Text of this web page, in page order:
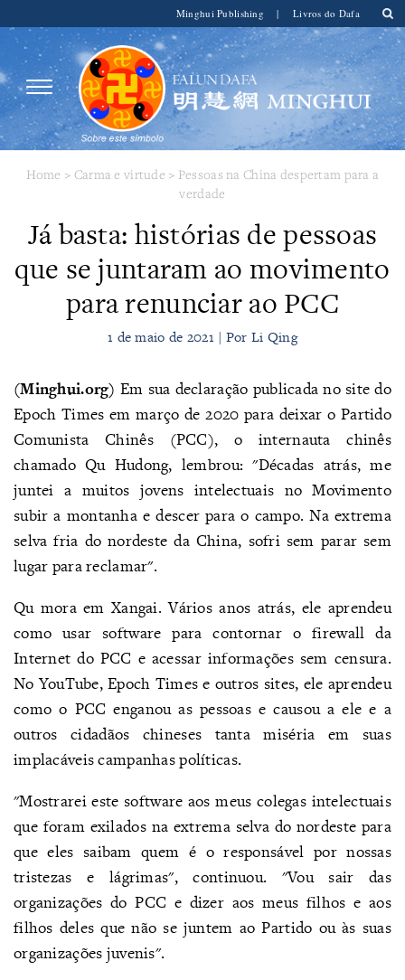
Minghui Publishing | Livros do Dafa
Home > Carma e virtude > Pessoas na China despertam para a
verdade
Já basta: histórias de pessoas
que se juntaram ao movimento
para renunciar ao PCC
1 de maio de 2021 | Por Li Qing
(Minghui.org) Em sua declaração publicada no site do
Epoch Times em março de 2020 para deixar o Partido
Comunista Chinês (PCC), o internauta chinês
chamado Qu Hudong, lembrou: "Décadas atrás, me
juntei a muitos jovens intelectuais no Movimento
subir a montanha e descer para o campo. Na extrema
selva fria do nordeste da China, sofri sem parar sem
lugar para reclamar".
Qu mora em Xangai. Vários anos atrás, ele aprendeu
como usar software para contornar o firewall da
Internet do PCC e acessar informações sem censura.
No YouTube, Epoch Times e outros sites, ele aprendeu
como o PCC enganou as pessoas e causou a ele e a
outros cidadãos chineses tanta miséria em suas
implacáveis campanhas políticas.
"Mostrarei este software aos meus colegas intelectuais
que foram exilados na extrema selva do nordeste para
que eles saibam quem é o responsável por nossas
tristezas e lágrimas", continuou. "Vou sair das
organizações do PCC e dizer aos meus filhos e aos
filhos deles que não se juntem ao Partido ou às suas
organizações juvenis".